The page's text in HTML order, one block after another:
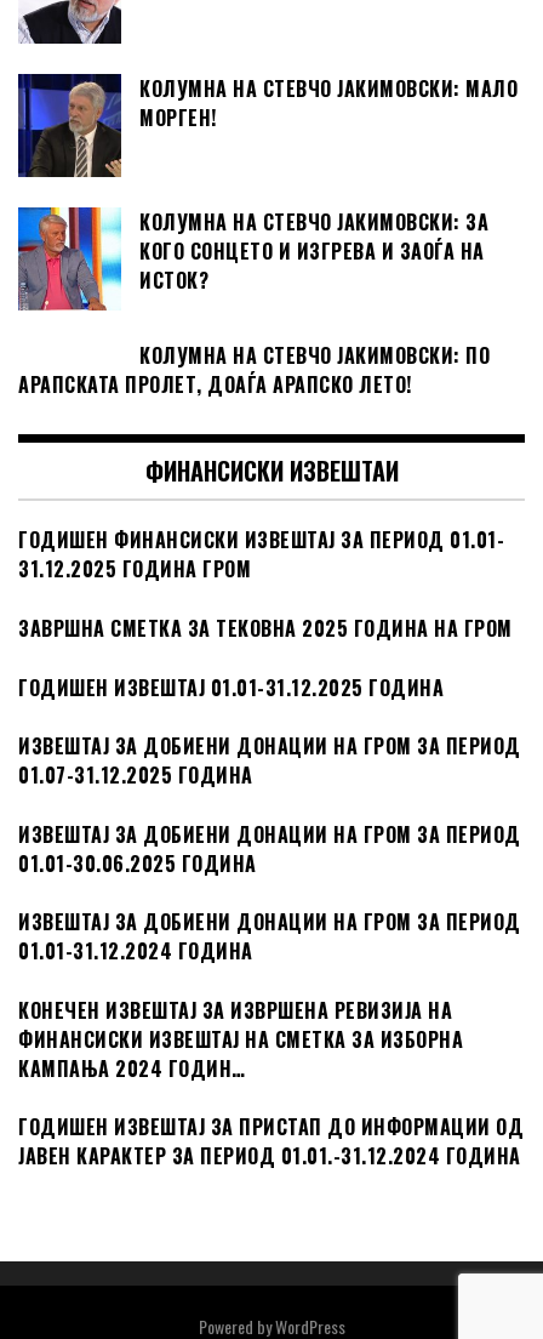
КОЛУМНА НА СТЕВЧО ЈАКИМОВСКИ: МАЛО
МОРГЕН!
КОЛУМНА НА СТЕВЧО ЈАКИМОВСКИ: ЗА
КОГО СОНЦЕТО И ИЗГРЕВА И ЗАОЃА НА
ИСТОК?
КОЛУМНА НА СТЕВЧО ЈАКИМОВСКИ: ПО
АРАПСКАТА ПРОЛЕТ, ДОАЃА АРАПСКО ЛЕТО!
ФИНАНСИСКИ ИЗВЕШТАИ
ГОДИШЕН ФИНАНСИСКИ ИЗВЕШТАЈ ЗА ПЕРИОД 01.01-
31.12.2025 ГОДИНА ГРОМ
ЗАВРШНА СМЕТКА ЗА ТЕКОВНА 2025 ГОДИНА НА ГРОМ
ГОДИШЕН ИЗВЕШТАЈ 01.01-31.12.2025 ГОДИНА
ИЗВЕШТАЈ ЗА ДОБИЕНИ ДОНАЦИИ НА ГРОМ ЗА ПЕРИОД
01.07-31.12.2025 ГОДИНА
ИЗВЕШТАЈ ЗА ДОБИЕНИ ДОНАЦИИ НА ГРОМ ЗА ПЕРИОД
01.01-30.06.2025 ГОДИНА
ИЗВЕШТАЈ ЗА ДОБИЕНИ ДОНАЦИИ НА ГРОМ ЗА ПЕРИОД
01.01-31.12.2024 ГОДИНА
КОНЕЧЕН ИЗВЕШТАЈ ЗА ИЗВРШЕНА РЕВИЗИЈА НА
ФИНАНСИСКИ ИЗВЕШТАЈ НА СМЕТКА ЗА ИЗБОРНА
КАМПАЊА 2024 ГОДИН…
ГОДИШЕН ИЗВЕШТАЈ ЗА ПРИСТАП ДО ИНФОРМАЦИИ ОД
ЈАВЕН КАРАКТЕР ЗА ПЕРИОД 01.01.-31.12.2024 ГОДИНА
Powered byWordPress